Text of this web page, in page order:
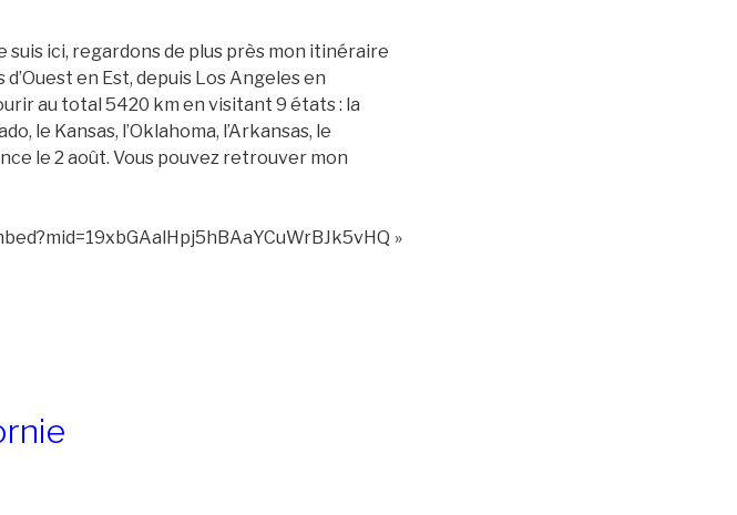
ici, regardons de plus près mon itinéraire
en Est, depuis Los Angeles en
au total 5420 km en visitant 9 états : la
le Kansas, l’Oklahoma, l’Arkansas, le
le 2 août. Vous pouvez retrouver mon
»